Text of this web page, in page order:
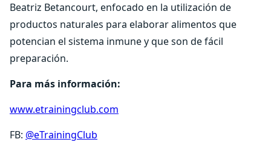
Beatriz Betancourt, enfocado en la utilización de
productos naturales para elaborar alimentos que
potencian el sistema inmune y que son de fácil
preparación.
Para más información:
www.etrainingclub.com
FB: @eTrainingClub